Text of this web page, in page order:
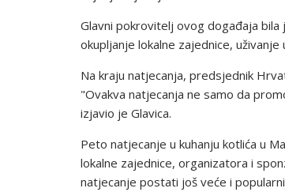
Glavni pokrovitelj ovog događaja bila
okupljanje lokalne zajednice,
Na kraju natjecanja, predsjednik
"Ovakva natjecanja ne samo da
izjavio je Glavica.
Peto natjecanje u kuhanju kotlića u
lokalne zajednice, organizatora i
natjecanje postati još veće i